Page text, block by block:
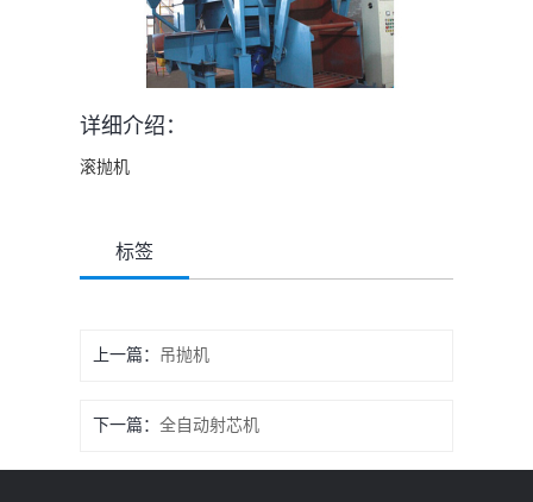
详细介绍：
滚抛机
标签
上一篇： 吊抛机
下一篇：全自动射芯机